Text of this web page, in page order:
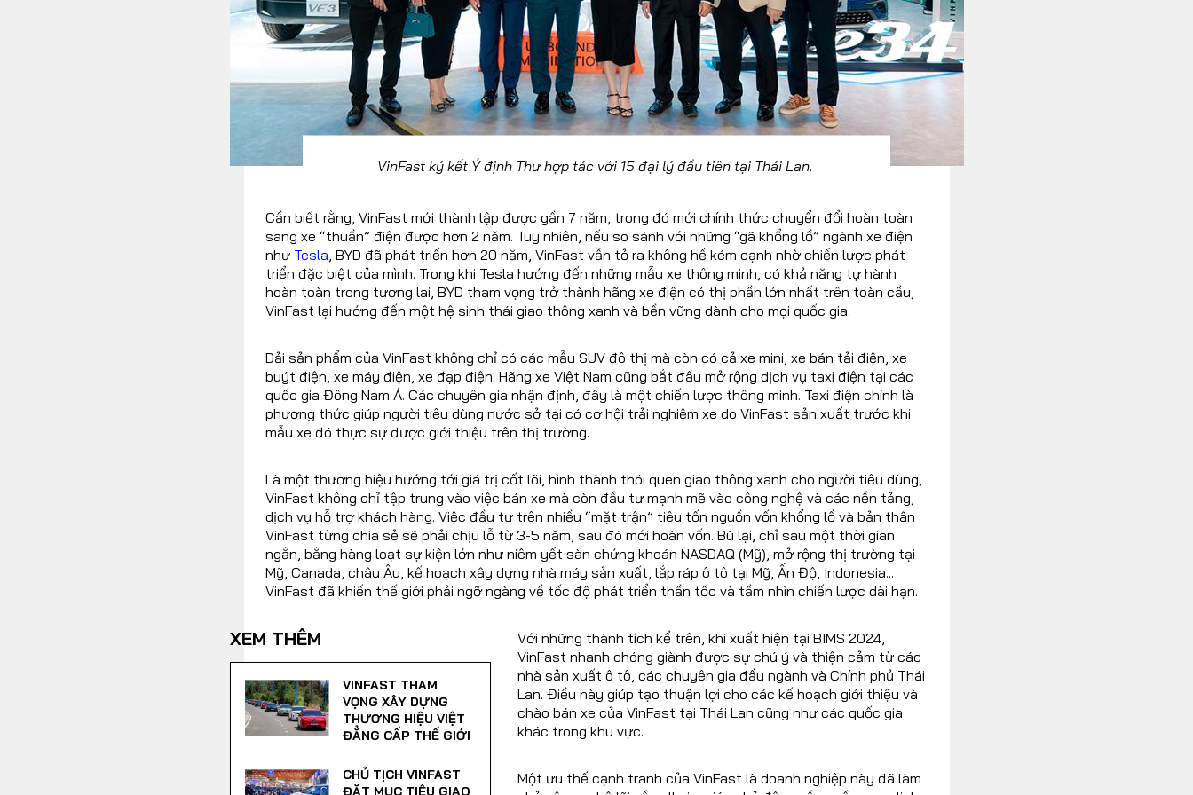
VinFast ký kết Ý định Thư hợp tác với 15 đại lý đầu tiên tại Thái Lan.
Cần biết rằng, VinFast mới thành lập được gần 7 năm, trong đó mới chính thức chuyển đổi hoàn toàn
sang xe “thuần” điện được hơn 2 năm. Tuy nhiên, nếu so sánh với những “gã khổng lồ” ngành xe điện
như Tesla , BYD đã phát triển hơn 20 năm, VinFast vẫn tỏ ra không hề kém cạnh nhờ chiến lược phát
triển đặc biệt của mình. Trong khi Tesla hướng đến những mẫu xe thông minh, có khả năng tự hành
hoàn toàn trong tương lai, BYD tham vọng trở thành hãng xe điện có thị phần lớn nhất trên toàn cầu,
VinFast lại hướng đến một hệ sinh thái giao thông xanh và bền vững dành cho mọi quốc gia.
Dải sản phẩm của VinFast không chỉ có các mẫu SUV đô thị mà còn có cả xe mini, xe bán tải điện, xe
buýt điện, xe máy điện, xe đạp điện. Hãng xe Việt Nam cũng bắt đầu mở rộng dịch vụ taxi điện tại các
quốc gia Đông Nam Á. Các chuyên gia nhận định, đây là một chiến lược thông minh. Taxi điện chính là
phương thức giúp người tiêu dùng nước sở tại có cơ hội trải nghiệm xe do VinFast sản xuất trước khi
mẫu xe đó thực sự được giới thiệu trên thị trường.
Là một thương hiệu hướng tới giá trị cốt lõi, hình thành thói quen giao thông xanh cho người tiêu dùng,
VinFast không chỉ tập trung vào việc bán xe mà còn đầu tư mạnh mẽ vào công nghệ và các nền tảng,
dịch vụ hỗ trợ khách hàng. Việc đầu tư trên nhiều “mặt trận” tiêu tốn nguồn vốn khổng lồ và bản thân
VinFast từng chia sẻ sẽ phải chịu lỗ từ 3-5 năm, sau đó mới hoàn vốn. Bù lại, chỉ sau một thời gian
ngắn, bằng hàng loạt sự kiện lớn như niêm yết sàn chứng khoán NASDAQ (Mỹ), mở rộng thị trường tại
Mỹ, Canada, châu Âu, kế hoạch xây dựng nhà máy sản xuất, lắp ráp ô tô tại Mỹ, Ấn Độ, Indonesia...
VinFast đã khiến thế giới phải ngỡ ngàng về tốc độ phát triển thần tốc và tầm nhìn chiến lược dài hạn.
XEM THÊM
VINFAST THAM
VỌNG XÂY DỰNG
THƯƠNG HIỆU VIỆT
ĐẲNG CẤP THẾ GIỚI
CHỦ TỊCH VINFAST
ĐẶT MỤC TIÊU GIAO
Với những thành tích kể trên, khi xuất hiện tại BIMS 2024,
VinFast nhanh chóng giành được sự chú ý và thiện cảm từ các
nhà sản xuất ô tô, các chuyên gia đầu ngành và Chính phủ Thái
Lan. Điều này giúp tạo thuận lợi cho các kế hoạch giới thiệu và
chào bán xe của VinFast tại Thái Lan cũng như các quốc gia
khác trong khu vực.
Một ưu thế cạnh tranh của VinFast là doanh nghiệp này đã làm